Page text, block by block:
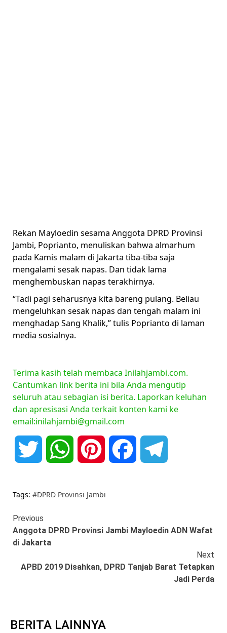
Rekan Mayloedin sesama Anggota DPRD Provinsi
Jambi, Poprianto, menuliskan bahwa almarhum
pada Kamis malam di Jakarta tiba-tiba saja
mengalami sesak napas. Dan tidak lama
menghembuskan napas terakhirnya.
“Tadi pagi seharusnya kita bareng pulang. Beliau
mengeluhkan sesak napas dan tengah malam ini
menghadap Sang Khalik,” tulis Poprianto di laman
media sosialnya.
Terima kasih telah membaca Inilahjambi.com.
Cantumkan link berita ini bila Anda mengutip
seluruh atau sebagian isi berita. Laporkan keluhan
dan apresisasi Anda terkait konten kami ke
email:inilahjambi@gmail.com
Twitter WhatsAppPinterest Facebook
Tags: #DPRD Provinsi Jambi
Continue
Reading
Previous
Anggota DPRD Provinsi Jambi Mayloedin ADN Wafat
di Jakarta
Next
APBD 2019 Disahkan, DPRD Tanjab Barat Tetapkan
Jadi Perda
BERITA LAINNYA